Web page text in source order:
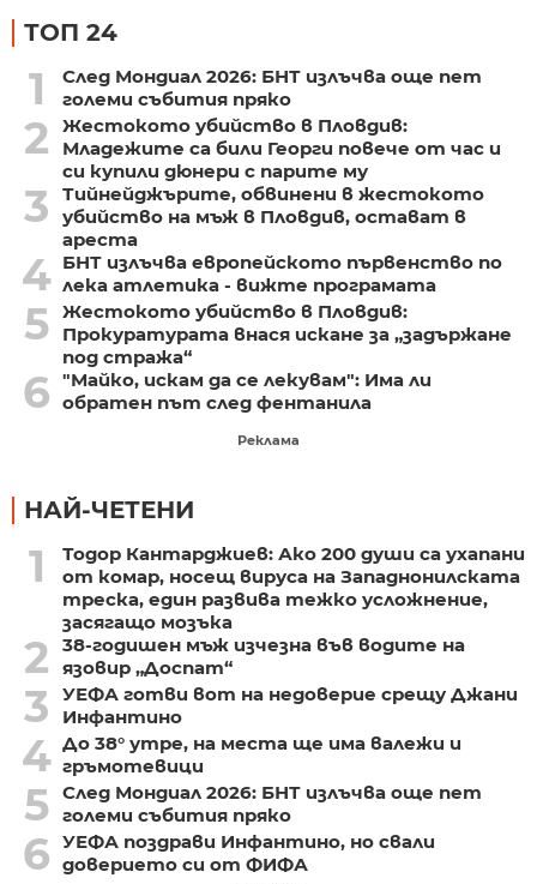
ТОП 24
1
След Мондиал 2026: БНТ излъчва още пет
големи събития пряко
2
Жестокото убийство в Пловдив:
Младежите са били Георги повече от час и
си купили дюнери с парите му
3
Тийнейджърите, обвинени в жестокото
убийство на мъж в Пловдив, остават в
ареста
4 БНТ излъчва европейското първенство по
лека атлетика - вижте програмата
5 Жестокото убийство в Пловдив:
Прокуратурата внася искане за „задържане
под стража“
6 "Майко, искам да се лекувам": Има ли
обратен път след фентанила
Реклама
НАЙ-ЧЕТЕНИ
1
Тодор Кантарджиев: Ако 200 души са ухапани
от комар, носещ вируса на Западнонилската
треска, един развива тежко усложнение,
засягащо мозъка
2
38-годишен мъж изчезна във водите на
язовир „Доспат“
3
УЕФА готви вот на недоверие срещу Джани
Инфантино
4 До 38° утре, на места ще има валежи и
гръмотевици
5 След Мондиал 2026: БНТ излъчва още пет
големи събития пряко
6 УЕФА поздрави Инфантино, но свали
доверието си от ФИФА